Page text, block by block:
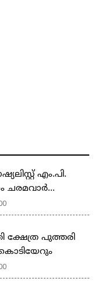
എം.പി.
ചരമവാർ...
ക്ഷേത്ര പുത്തരി